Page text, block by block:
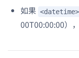
如果 <datetime>
00T00:00:00）